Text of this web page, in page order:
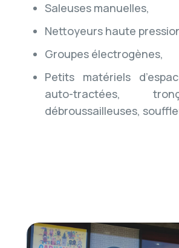
Saleuses manuelles,
Nettoyeurs haute
Groupes électrogènes,
Petits matériels
auto-tractées,
débroussailleuses,